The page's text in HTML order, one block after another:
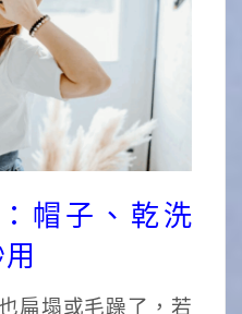
帽子、乾洗
扁塌或毛躁了，若